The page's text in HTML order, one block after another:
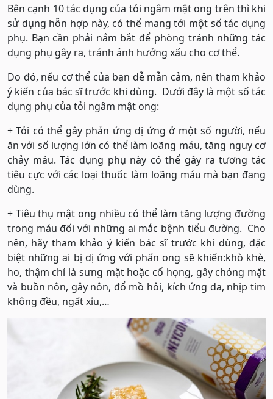
Bên cạnh 10 tác dụng của tỏi ngâm mật ong trên thì khi
sử dụng hỗn hợp này, có thể mang tới một số tác dụng
phụ. Bạn cần phải nắm bắt để phòng tránh những tác
dụng phụ gây ra, tránh ảnh hưởng xấu cho cơ thể.
Do đó, nếu cơ thể của bạn dễ mẫn cảm, nên tham khảo
ý kiến của bác sĩ trước khi dùng. Dưới đây là một số tác
dụng phụ của tỏi ngâm mật ong:
+ Tỏi có thể gây phản ứng dị ứng ở một số người, nếu
ăn với số lượng lớn có thể làm loãng máu, tăng nguy cơ
chảy máu. Tác dụng phụ này có thể gây ra tương tác
tiêu cực với các loại thuốc làm loãng máu mà bạn đang
dùng.
+ Tiêu thụ mật ong nhiều có thể làm tăng lượng đường
trong máu đối với những ai mắc bệnh tiểu đường. Cho
nên, hãy tham khảo ý kiến bác sĩ trước khi dùng, đặc
biệt những ai bị dị ứng với phấn ong sẽ khiến:khò khè,
ho, thậm chí là sưng mặt hoặc cổ họng, gây chóng mặt
và buồn nôn, gây nôn, đổ mồ hôi, kích ứng da, nhịp tim
không đều, ngất xỉu,…